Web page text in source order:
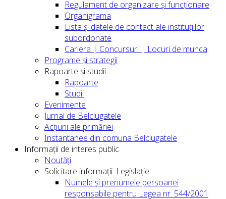
Regulament de organizare și funcționare
Organigrama
Lista și datele de contact ale instituțiilor
subordonate
Cariera | Concursuri | Locuri de munca
Programe și strategii
Rapoarte și studii
Rapoarte
Studii
Evenimente
Jurnal de Belciugatele
Acțiuni ale primăriei
Instantanee din comuna Belciugatele
Informații de interes public
Noutăți
Solicitare informații. Legislație
Numele și prenumele persoanei
responsabile pentru Legea nr. 544/2001